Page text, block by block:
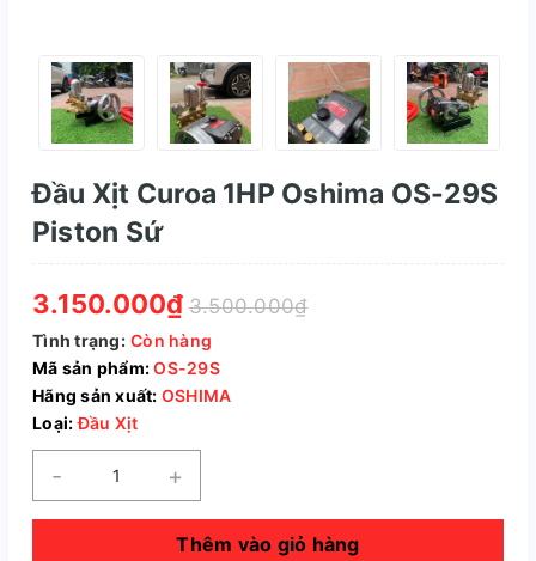
Đầu Xịt Curoa 1HP Oshima OS-29S
Piston Sứ
3.150.000₫ 3.500.000₫
Tình trạng: Còn hàng
Mã sản phẩm:OS-29S
Hãng sản xuất: OSHIMA
Loại:Đầu Xịt
- +
Thêm vào giỏ hàng